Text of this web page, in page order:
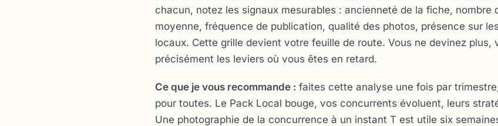
chacun, notez les signaux mesurables : ancienneté de la fiche, nombre
moyenne, fréquence de publication, qualité des photos, présence sur
locaux. Cette grille devient votre feuille de route. Vous ne devinez plus,
précisément les leviers où vous êtes en retard.
Ce que je vous recommande : faites cette analyse une fois par
pour toutes. Le Pack Local bouge, vos concurrents évoluent, leurs
Une photographie de la concurrence à un instant T est utile six